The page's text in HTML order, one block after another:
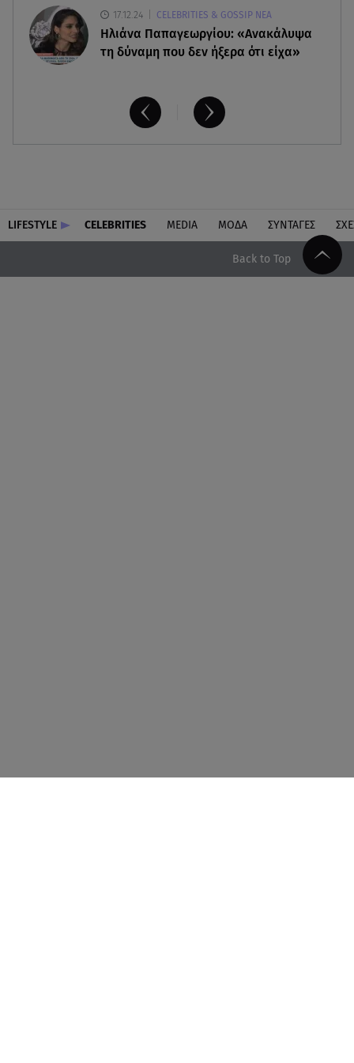
17.12.24 CELEBRITIES & GOSSIP ΝΕΑ
Ηλιάνα Παπαγεωργίου: «Ανακάλυψα
τη δύναμη που δεν ήξερα ότι είχα»
LIFESTYLE CELEBRITIES MEDIA ΜΟΔΑ ΣΥΝΤΑΓΕΣ
Back to Top